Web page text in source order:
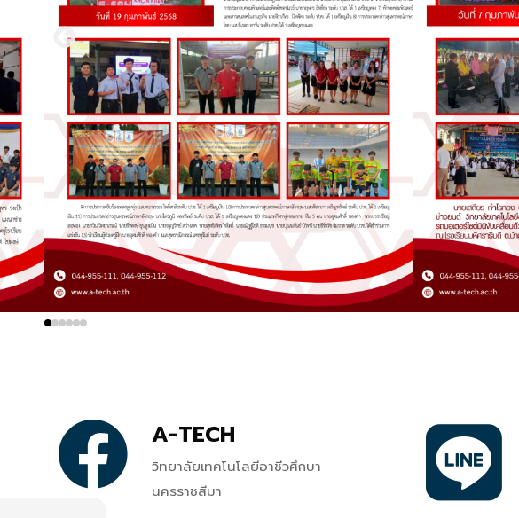
A-TECH
วิทยาลัยเทคโนโลยีอาชีวศึกษา
นครราชสีมา